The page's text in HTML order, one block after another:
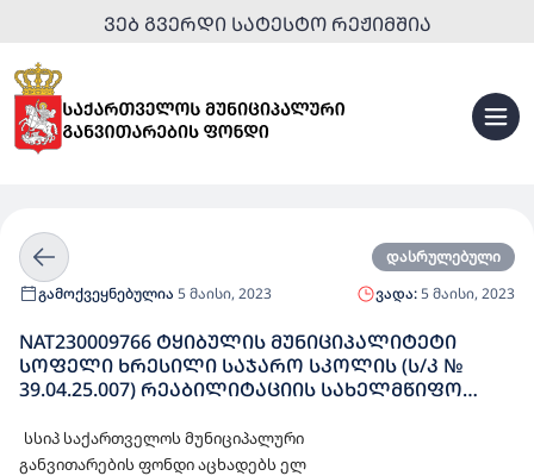
ᲕᲔᲑ ᲒᲕᲔᲠᲓᲘ ᲡᲐᲢᲔᲡᲢᲝ ᲠᲔᲟᲘᲛᲨᲘᲐ
დასრულებული
გამოქვეყნებულია 5 მაისი, 2023 ვადა:5 მაისი, 2023
NAT230009766 ᲢᲧᲘᲑᲣᲚᲘᲡ ᲛᲣᲜᲘᲪᲘᲞᲐᲚᲘᲢᲔᲢᲘ
ᲡᲝᲤᲔᲚᲘ ᲮᲠᲔᲡᲘᲚᲘ ᲡᲐᲯᲐᲠᲝ ᲡᲙᲝᲚᲘᲡ (Ს/Კ №
39.04.25.007) ᲠᲔᲐᲑᲘᲚᲘᲢᲐᲪᲘᲘᲡ ᲡᲐᲮᲔᲚᲛᲬᲘᲤᲝ
სსიპ საქართველოს მუნიციპალური
განვითარების ფონდიაცხადებს ელ